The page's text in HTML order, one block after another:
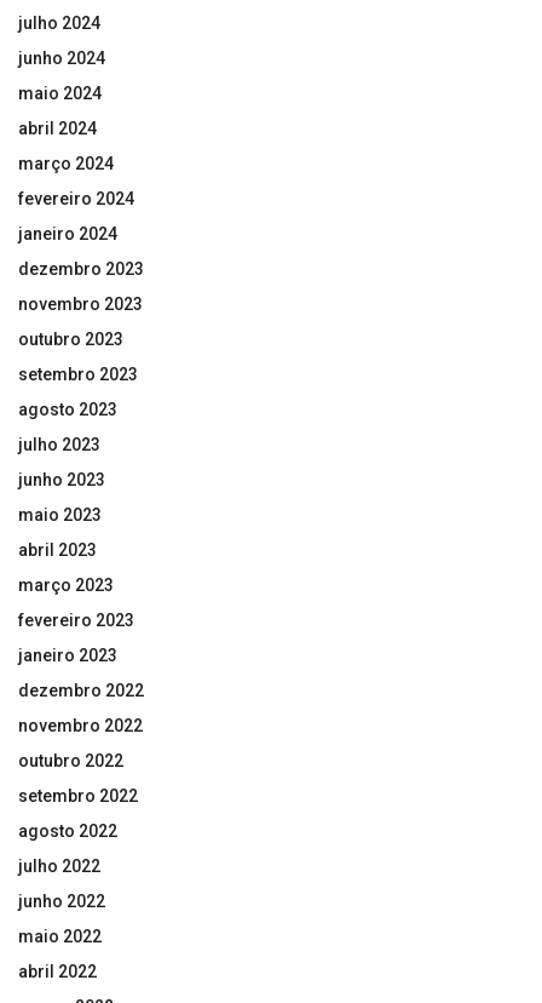
julho 2024
junho 2024
maio 2024
abril 2024
março 2024
fevereiro 2024
janeiro 2024
dezembro 2023
novembro 2023
outubro 2023
setembro 2023
agosto 2023
julho 2023
junho 2023
maio 2023
abril 2023
março 2023
fevereiro 2023
janeiro 2023
dezembro 2022
novembro 2022
outubro 2022
setembro 2022
agosto 2022
julho 2022
junho 2022
maio 2022
abril 2022